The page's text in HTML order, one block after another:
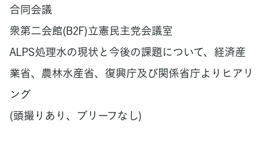
合同会議
衆第二会館(B2F)立憲民主党会議室
ALPS処理水の現状と今後の課題について、経済産
業省、農林水産省、復興庁及び関係省庁よりヒアリ
ング
(頭撮りあり、ブリーフなし)